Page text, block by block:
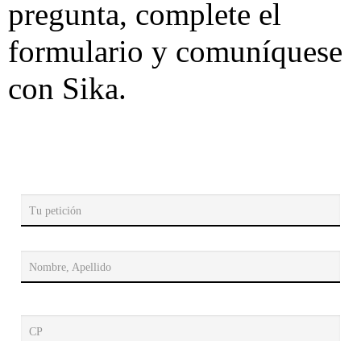
pregunta, complete el
formulario y comuníquese
con Sika.
Tu petición
Nombre, Apellido
CP